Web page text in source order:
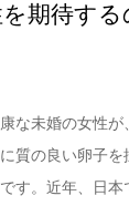
期待する
な未婚の女性が
質の良い卵子を
す。近年、日本